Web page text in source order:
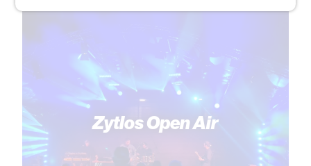
Zytlos Open Air